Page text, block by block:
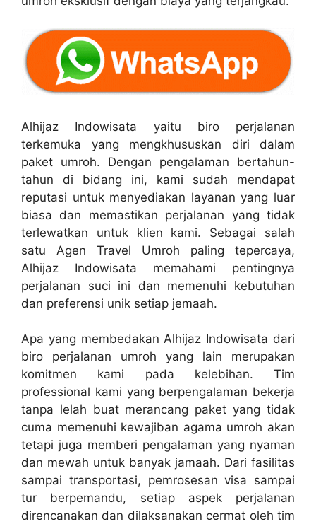
Alhijaz Indowisata yaitu biro perjalanan
terkemuka yang mengkhususkan diri dalam
paket umroh. Dengan pengalaman bertahun-
tahun di bidang ini, kami sudah mendapat
reputasi untuk menyediakan layanan yang luar
biasa dan memastikan perjalanan yang tidak
terlewatkan untuk klien kami. Sebagai salah
satu Agen Travel Umroh paling tepercaya,
Alhijaz Indowisata memahami pentingnya
perjalanan suci ini dan memenuhi kebutuhan
dan preferensi unik setiap jemaah.
Apa yang membedakan Alhijaz Indowisata dari
biro perjalanan umroh yang lain merupakan
komitmen kami pada kelebihan. Tim
professional kami yang berpengalaman bekerja
tanpa lelah buat merancang paket yang tidak
cuma memenuhi kewajiban agama umroh akan
tetapi juga memberi pengalaman yang nyaman
dan mewah untuk banyak jamaah. Dari fasilitas
sampai transportasi, pemrosesan visa sampai
tur berpemandu, setiap aspek perjalanan
direncanakan dan dilaksanakan cermat oleh tim